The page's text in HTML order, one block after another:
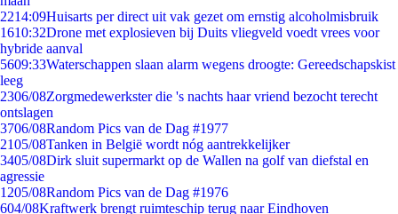
2214:09Huisarts per direct uit vak gezet om ernstig alcoholmisbruik
1610:32Drone met explosieven bij Duits vliegveld voedt vrees voor
hybride aanval
5609:33Waterschappen slaan alarm wegens droogte: Gereedschapskist
leeg
2306/08Zorgmedewerkster die 's nachts haar vriend bezocht terecht
ontslagen
3706/08Random Pics van de Dag #1977
2105/08Tanken in België wordt nóg aantrekkelijker
3405/08Dirk sluit supermarkt op de Wallen na golf van diefstal en
agressie
1205/08Random Pics van de Dag #1976
604/08Kraftwerk brengt ruimteschip terug naar Eindhoven